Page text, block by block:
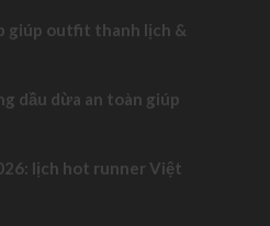
giúp outfit thanh lịch &
dầu dừa an toàn giúp
lịch hot runner Việt